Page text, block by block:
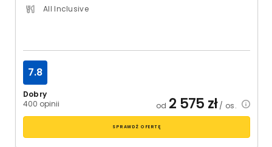
All Inclusive
Dobry
400 opinii
7.8
od 2 575 zł/ os.
SPRAWDŹ OFERTĘ